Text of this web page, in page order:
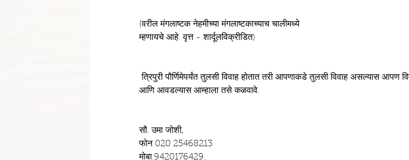
(वरील मंगलाष्टक नेहमीच्या मंगलाष्टकाच्याच चालीमध्ये
म्हणायचे आहे. वृत्त - शार्दूलविक्रीडित)
त्रिपुरी पौर्णिमेपर्यंत तुलसी विवाह होतात तरी आपणाकडे तुलसी विवाह असल्यास आपण विवाहासाठी ही मंगलाष्टक म्हणावी
आणि आवडल्यास आम्हाला तसे कळवावे.
सौ. उमा जोशी,
फोन 020 25468213
मोबा.9420176429.